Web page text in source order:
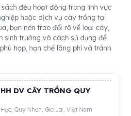
đều hoạt động trong lĩnh vực
hoặc dịch vụ cây trồng tại
bạn nên trao đổi rõ về loại cây,
sinh trưởng và cách sử dụng để
hợp, hạn chế lãng phí và tránh
DV CÂY TRỒNG QUY
Quy Nhơn, Gia Lai, Việt Nam